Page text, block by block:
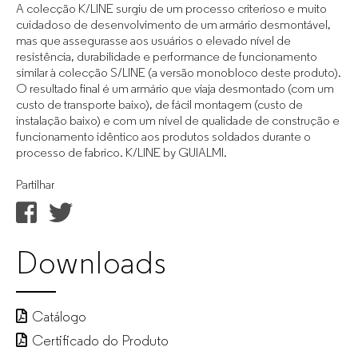
A colecção K/LINE surgiu de um processo criterioso e muito
cuidadoso de desenvolvimento de um armário desmontável,
mas que assegurasse aos usuários o elevado nível de
resistência, durabilidade e performance de funcionamento
similar à colecção S/LINE (a versão monobloco deste produto).
O resultado final é um armário que viaja desmontado (com um
custo de transporte baixo), de fácil montagem (custo de
instalação baixo) e com um nível de qualidade de construção e
funcionamento idêntico aos produtos soldados durante o
processo de fabrico. K/LINE by GUIALMI.
Partilhar
Downloads
Catálogo
Certificado do Produto